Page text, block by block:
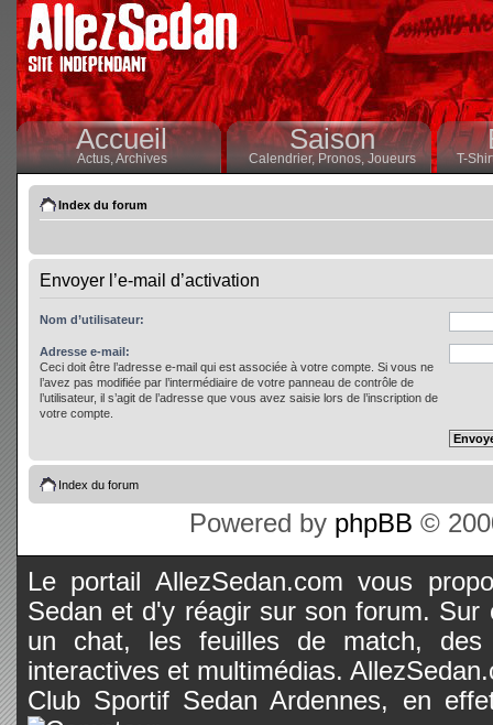
Accueil
Actus,Archives
Saison
Calendrier,Pronos, Joueurs T-
Index du forum
Envoyer l’e-mail d’activation
Nom d’utilisateur:
Adresse e-mail:
Ceci doit être l’adresse e-mail qui est associée à votre compte. Si vous ne
l’avez pas modifiée par l’intermédiaire de votre panneau de contrôle de
l’utilisateur, il s’agit de l’adresse que vous avez saisie lors de l’inscription de
votre compte.
Index du forum
Powered by phpBB ©
Le portail AllezSedan.com vous
Sedan et d'y réagir sur son forum.
un chat, les feuilles de match, des
interactives et multimédias.
Club Sportif Sedan Ardennes, en